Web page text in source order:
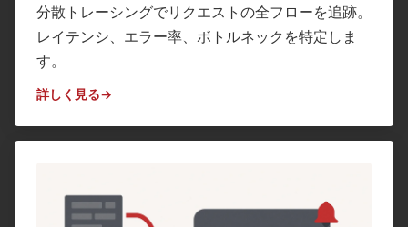
分散トレーシングでリクエストの全フローを追跡。
レイテンシ、エラー率、ボトルネックを特定しま
す。
詳しく見る